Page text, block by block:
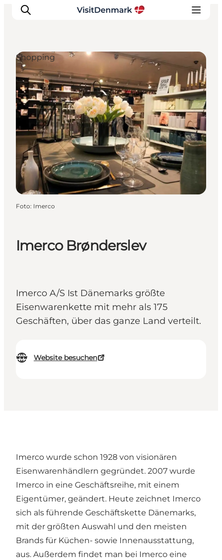
Inspiration
Regionen
Erlebnisse
Unterkünfte
Reiseplanung
Imerco Brønderslev
Imerco A/S Ist Dänemarks größte
Eisenwarenkette mit mehr als 175
Geschäften, über das ganze Land verteilt.
Website besuchen
Shopping
Foto: Imerco
Imerco wurde schon 1928 von visionären
Eisenwarenhändlern gegründet. 2007 wurde
Imerco in eine Geschäftsreihe, mit einem
Eigentümer, geändert. Heute zeichnet Imerco
sich als führende Geschäftskette Dänemarks,
mit der größten Auswahl und den meisten
Brands für Küchen- sowie Innenausstattung,
aus. Außerdem findet man bei Imerco eine